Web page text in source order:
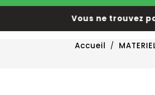
Vous ne trouvez
Accueil